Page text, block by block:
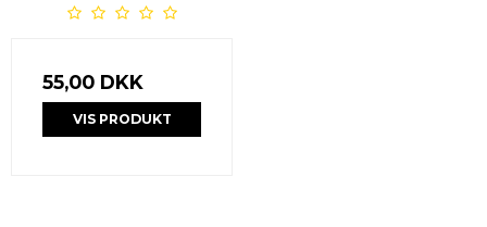
55,00 DKK
VIS PRODUKT